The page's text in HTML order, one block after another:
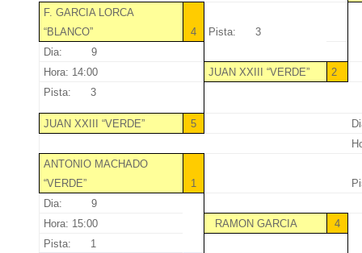
F. GARCIA LORCA
“BLANCO”
4
Pista: 3
Dia: 9
Hora: 14:00
JUAN XXIII “VERDE”
2
Pista: 3
JUAN XXIII “VERDE” 5
ANTONIO MACHADO
“VERDE”
1
Dia: 9
Hora: 15:00
RAMON GARCIA
4
Pista: 1